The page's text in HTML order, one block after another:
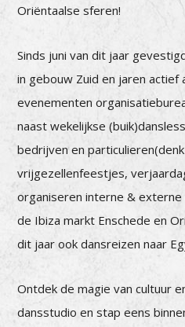
Oriëntaalse sferen!
Sinds juni van dit jaar
in gebouw Zuid en jaren actief
evenementen
naast wekelijkse
bedrijven en
vrijgezellenfeestjes,
organiseren interne &
de Ibiza markt Enschede en
dit jaar ook dansreizen naar
Ontdek de magie van cultuur
dansstudio en stap eens